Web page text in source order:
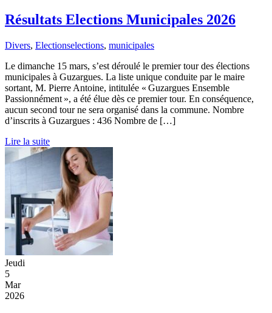
Résultats Elections Municipales 2026
Divers, Electionselections, municipales
Le dimanche 15 mars, s’est déroulé le premier tour des élections
municipales à Guzargues. La liste unique conduite par le maire
sortant, M. Pierre Antoine, intitulée « Guzargues Ensemble
Passionnément », a été élue dès ce premier tour. En conséquence,
aucun second tour ne sera organisé dans la commune. Nombre
d’inscrits à Guzargues : 436 Nombre de […]
Lire la suite
Jeudi
5
Mar
2026